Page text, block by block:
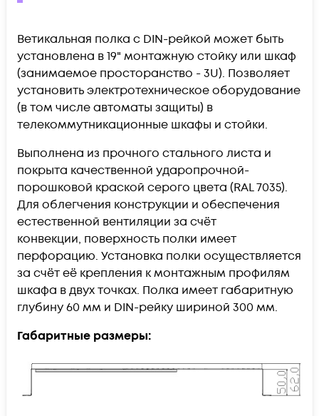
Ветикальная полка с DIN-рейкой может быть
установлена в 19" монтажную стойку или шкаф
(занимаемое просторанство - 3U). Позволяет
установить электротехническое оборудование
(в том числе автоматы защиты) в
телекоммутникационные шкафы и стойки.
Выполнена из прочного стального листа и
покрыта качественной ударопрочной-
порошковой краской серого цвета (RAL7035).
Для облегчения конструкции и обеспечения
естественной вентиляции за счёт
конвекции, поверхность полки имеет
перфорацию. Установка полки осуществляется
за счёт её крепления к монтажным профилям
шкафа в двух точках. Полка имеет габаритную
глубину 60 мм и DIN-рейку шириной 300 мм.
Габаритные размеры: